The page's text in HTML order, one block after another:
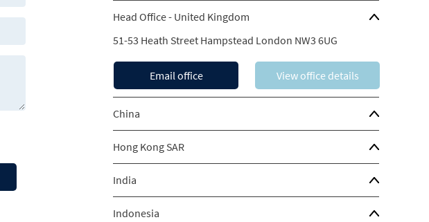
Head Office - United Kingdom
51-53 Heath Street Hampstead London NW3 6UG
Email office View office details
China
Hong Kong SAR
India
Indonesia